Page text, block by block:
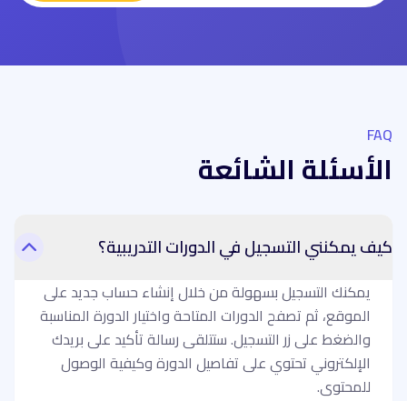
FAQ
الأسئلة الشائعة
كيف يمكنني التسجيل في الدورات التدريبية؟
يمكنك التسجيل بسهولة من خلال إنشاء حساب جديد على
الموقع، ثم تصفح الدورات المتاحة واختيار الدورة المناسبة
والضغط على زر التسجيل. ستتلقى رسالة تأكيد على بريدك
الإلكتروني تحتوي على تفاصيل الدورة وكيفية الوصول
للمحتوى.